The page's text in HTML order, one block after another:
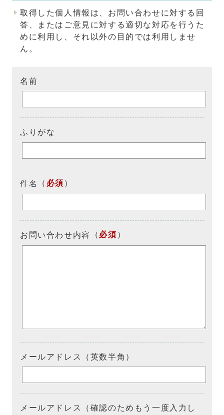
取得した個人情報は、お問い合わせに対する回
答、またはご意見に対する適切な対応を行うた
めに利用し、それ以外の目的では利用しませ
ん。
名前
ふりがな
件名 （ 必須 ）
お問い合わせ内容 （ 必須 ）
メールアドレス（英数半角）
メールアドレス（確認のためもう一度入力し